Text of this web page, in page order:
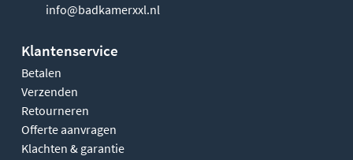
info@badkamerxxl.nl
Klantenservice
Betalen
Verzenden
Retourneren
Offerte aanvragen
Klachten & garantie